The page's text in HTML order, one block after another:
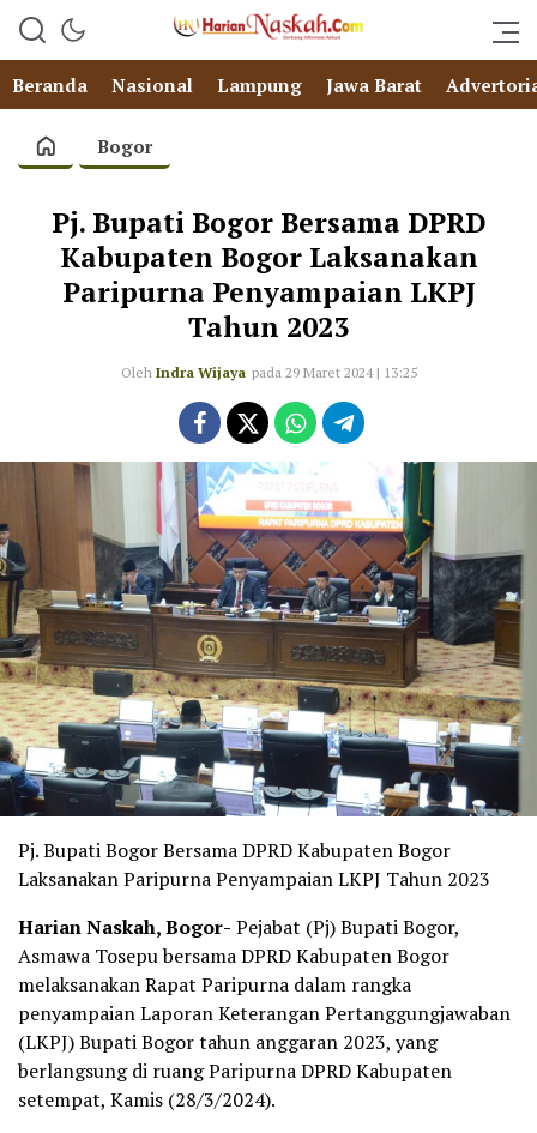
Beranda Nasional Lampung Jawa Barat
Bogor
Pj. Bupati Bogor Bersama DPRD
Kabupaten Bogor Laksanakan
Paripurna Penyampaian LKPJ
Tahun 2023
Oleh Indra Wijaya pada 29 Maret 2024 | 13:25
Pj. Bupati Bogor Bersama DPRD Kabupaten Bogor
Laksanakan Paripurna Penyampaian LKPJ Tahun 2023
Harian Naskah, Bogor- Pejabat (Pj) Bupati Bogor,
Asmawa Tosepu bersama DPRD Kabupaten Bogor
melaksanakan Rapat Paripurna dalam rangka
penyampaian Laporan Keterangan Pertanggungjawaban
(LKPJ) Bupati Bogor tahun anggaran 2023, yang
berlangsung di ruang Paripurna DPRD Kabupaten
setempat, Kamis (28/3/2024).